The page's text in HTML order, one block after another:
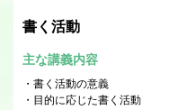
書く活動
主な講義内容
書く活動の意義
目的に応じた書く活動